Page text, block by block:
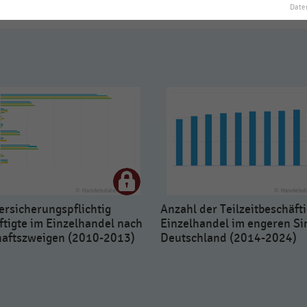
im Einzelhandel nach
(2010-2013)
Anzahl der
Einzelhandel im engeren
Deutschland (2014-2024)